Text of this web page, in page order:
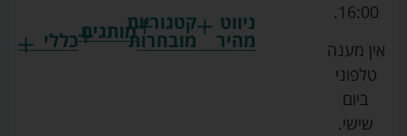
ניווט
מהיר
קטגוריות
מובחרותמותגים
גרקו
כללי
16:00.
אין מענה
טלפוני
ביום
שישי.